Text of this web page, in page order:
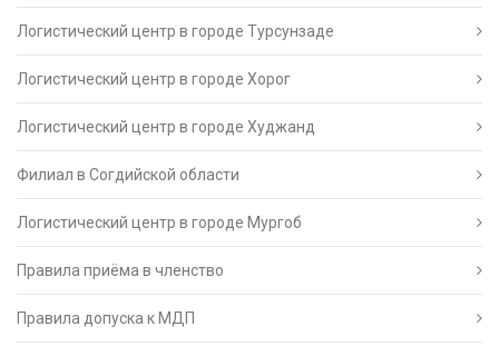
Логистический центр в городе Турсунзаде
Логистический центр в городе Хорог
Логистический центр в городе Худжанд
Филиал в Согдийской области
Логистический центр в городе Мургоб
Правила приёма в членство
Правила допуска к МДП